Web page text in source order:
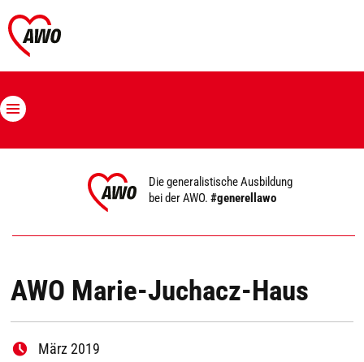
Die generalistische Ausbildung
bei der AWO.#generellawo
AWO Marie-Juchacz-Haus
März 2019